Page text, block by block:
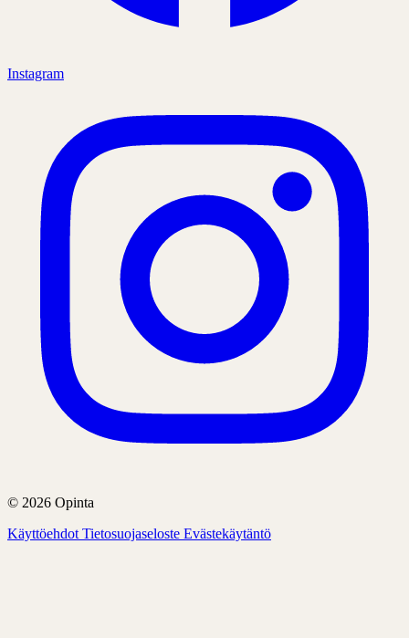
Instagram
© 2026 Opinta
Käyttöehdot Tietosuojaseloste Evästekäytäntö